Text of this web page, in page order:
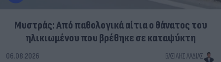
Μυστράς: Από παθολογικά αίτια ο θάνατος του
ηλικιωμένου που βρέθηκε σε καταψύκτη
06.08.2026 ΒΑΣΊΛΗΣ ΛΑΔΙΆΣ